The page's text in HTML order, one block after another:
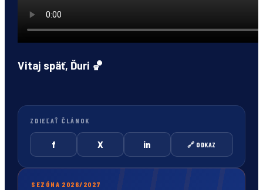
Vitaj späť, Ďuri 🏀
ZDIEĽAŤ ČLÁNOK
f X in 🔗 ODKAZ
SEZÓNA 2026/2027